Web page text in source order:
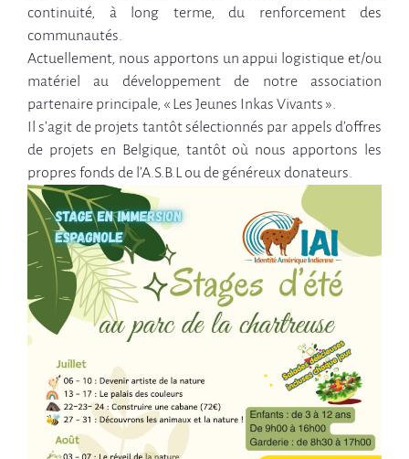
continuité, à long terme, du renforcement des
communautés.
Actuellement, nous apportons un appui logistique et/ou
matériel au développement de notre association
partenaire principale, « Les Jeunes Inkas Vivants ».
Il s’agit de projets tantôt sélectionnés par appels d’offres
de projets en Belgique, tantôt où nous apportons les
propres fonds de l’A.S.B.L ou de généreux donateurs.